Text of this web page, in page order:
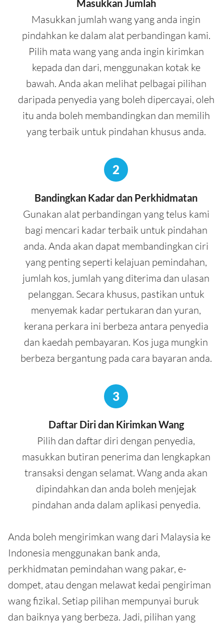
Masukkan Jumlah
Masukkan jumlah wang yang anda ingin
pindahkan ke dalam alat perbandingan kami.
Pilih mata wang yang anda ingin kirimkan
kepada dan dari, menggunakan kotak ke
bawah. Anda akan melihat pelbagai pilihan
daripada penyedia yang boleh dipercayai, oleh
itu anda boleh membandingkan dan memilih
yang terbaik untuk pindahan khusus anda.
2
Bandingkan Kadar dan Perkhidmatan
Gunakan alat perbandingan yang telus kami
bagi mencari kadar terbaik untuk pindahan
anda. Anda akan dapat membandingkan ciri
yang penting seperti kelajuan pemindahan,
jumlah kos, jumlah yang diterima dan ulasan
pelanggan. Secara khusus, pastikan untuk
menyemak kadar pertukaran dan yuran,
kerana perkara ini berbeza antara penyedia
dan kaedah pembayaran. Kos juga mungkin
berbeza bergantung pada cara bayaran anda.
3
Daftar Diri dan Kirimkan Wang
Pilih dan daftar diri dengan penyedia,
masukkan butiran penerima dan lengkapkan
transaksi dengan selamat. Wang anda akan
dipindahkan dan anda boleh menjejak
pindahan anda dalam aplikasi penyedia.
Anda boleh mengirimkan wang dari Malaysia ke
Indonesia menggunakan bank anda,
perkhidmatan pemindahan wang pakar, e-
dompet, atau dengan melawat kedai pengiriman
wang fizikal. Setiap pilihan mempunyai buruk
dan baiknya yang berbeza. Jadi, pilihan yang